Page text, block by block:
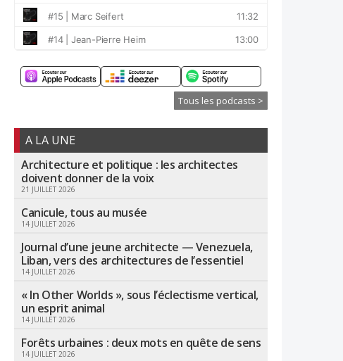
Tous les podcasts >
A LA UNE
Architecture et politique : les architectes
doivent donner de la voix
21 JUILLET 2026
Canicule, tous au musée
14 JUILLET 2026
Journal d’une jeune architecte — Venezuela,
Liban, vers des architectures de l’essentiel
14 JUILLET 2026
« In Other Worlds », sous l’éclectisme vertical,
un esprit animal
14 JUILLET 2026
Forêts urbaines : deux mots en quête de sens
14 JUILLET 2026